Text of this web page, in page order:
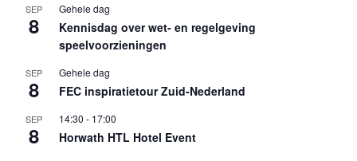
SEP
8
Gehele dag
Kennisdag over wet- en regelgeving
speelvoorzieningen
SEP
8
Gehele dag
FEC inspiratietour Zuid-Nederland
SEP
8
14:30 - 17:00
Horwath HTL Hotel Event